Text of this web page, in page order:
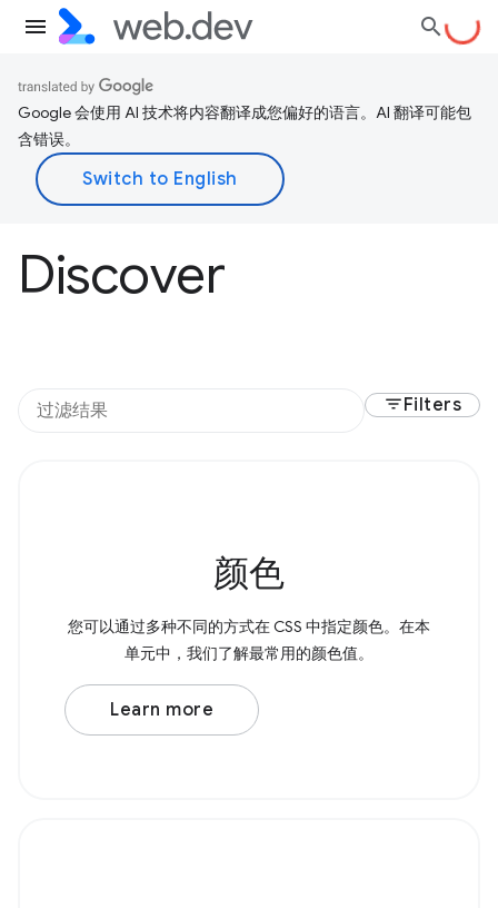
Google 会使用 AI 技术将内容翻译成您偏好的语言。AI 翻译可能包
含错误。
Discover
filter_listFilters
颜色
您可以通过多种不同的方式在 CSS 中指定颜色。在本
单元中，我们了解最常用的颜色值。
Learn more